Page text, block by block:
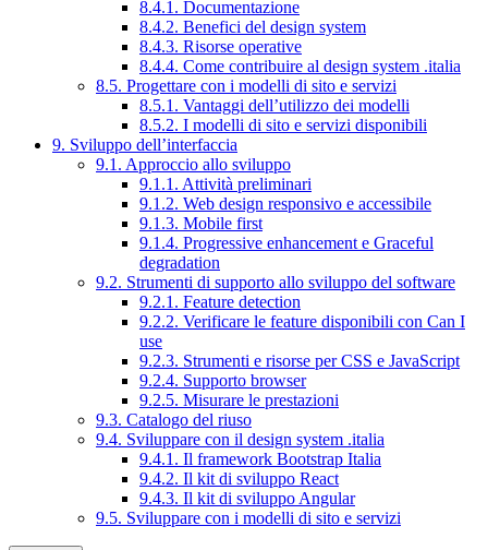
8.4.1. Documentazione
8.4.2. Benefici del design system
8.4.3. Risorse operative
8.4.4. Come contribuire al design system .italia
8.5. Progettare con i modelli di sito e servizi
8.5.1. Vantaggi dell’utilizzo dei modelli
8.5.2. I modelli di sito e servizi disponibili
9. Sviluppo dell’interfaccia
9.1. Approccio allo sviluppo
9.1.1. Attività preliminari
9.1.2. Web design responsivo e accessibile
9.1.3. Mobile first
9.1.4. Progressive enhancement e Graceful
degradation
9.2. Strumenti di supporto allo sviluppo del software
9.2.1. Feature detection
9.2.2. Verificare le feature disponibili con Can I
use
9.2.3. Strumenti e risorse per CSS e JavaScript
9.2.4. Supporto browser
9.2.5. Misurare le prestazioni
9.3. Catalogo del riuso
9.4. Sviluppare con il design system .italia
9.4.1. Il framework Bootstrap Italia
9.4.2. Il kit di sviluppo React
9.4.3. Il kit di sviluppo Angular
9.5. Sviluppare con i modelli di sito e servizi